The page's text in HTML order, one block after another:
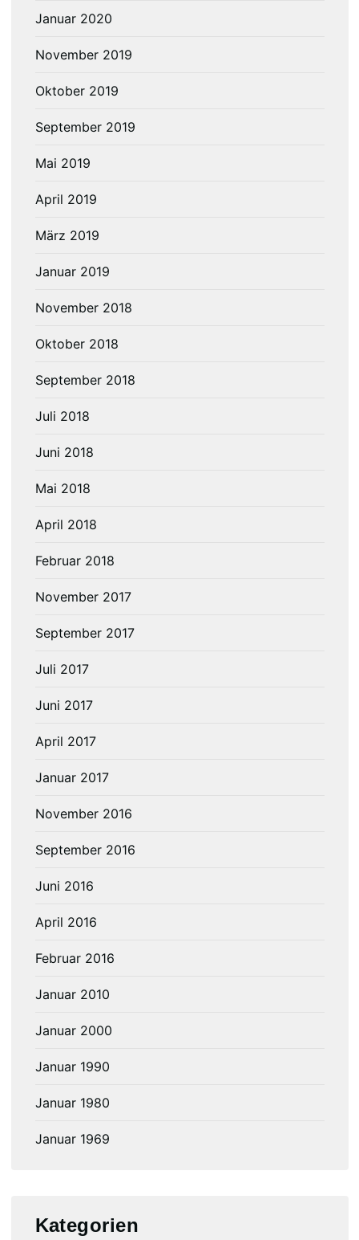
Januar 2020
November 2019
Oktober 2019
September 2019
Mai 2019
April 2019
März 2019
Januar 2019
November 2018
Oktober 2018
September 2018
Juli 2018
Juni 2018
Mai 2018
April 2018
Februar 2018
November 2017
September 2017
Juli 2017
Juni 2017
April 2017
Januar 2017
November 2016
September 2016
Juni 2016
April 2016
Februar 2016
Januar 2010
Januar 2000
Januar 1990
Januar 1980
Januar 1969
Kategorien